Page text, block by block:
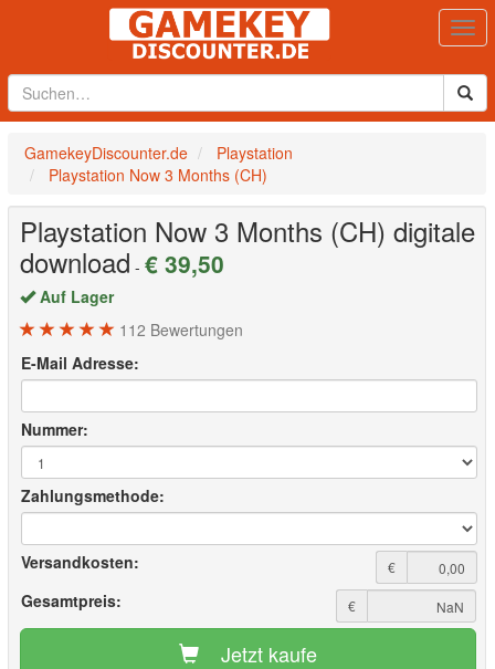
GamekeyDiscounter.de
Playstation
Playstation Now 3 Months (CH)
Playstation Now 3 Months (CH) digitale
download - € 39,50
Auf Lager
112 Bewertungen
E-Mail Adresse:
Nummer:
Zahlungsmethode:
Versandkosten: €
Gesamtpreis: €
Jetzt kaufe